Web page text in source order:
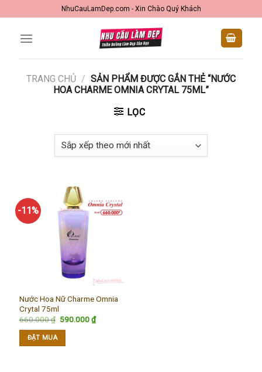
to
content
NhuCauLamDep.com - Xin Chào Quý Khách
TRANG CHỦ / SẢN PHẨM ĐƯỢC GẮN THẺ “NƯỚC
HOA CHARME OMNIA CRYTAL 75ML”
LỌC
-11%
Nước Hoa Nữ Charme Omnia
Crytal 75ml
660.000₫ Giá
590.000₫Giá
hiện
ĐẶT MUA